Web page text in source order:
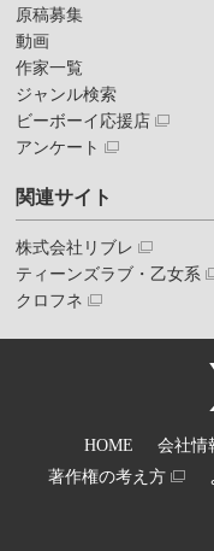
原稿募集
動画
作家一覧
ジャンル検索
ビーボーイ応援店
アンケート
関連サイト
株式会社リブレ
ティーンズラブ・乙女系
クロフネ
HOME 会社情
著作権の考え方